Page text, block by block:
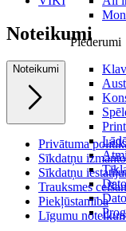
Piederumi
Noteikumi
Noteikumi
Privātuma
Sīkdatņu
Sīkdatņu
Trauksmes
Piekļūstamība
Līgumu